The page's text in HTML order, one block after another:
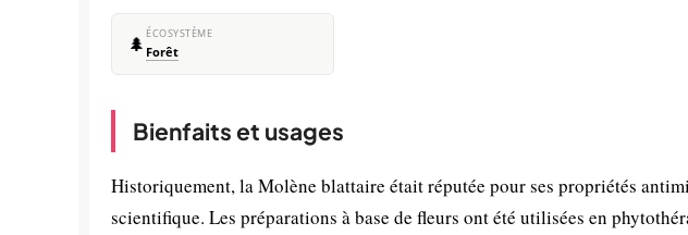
🌲 ÉCOSYSTÈME
Forêt
Bienfaits et usages
Historiquement, la Molène blattaire était réputée pour ses propriétés
scientifique. Les préparations à base de fleurs ont été utilisées en